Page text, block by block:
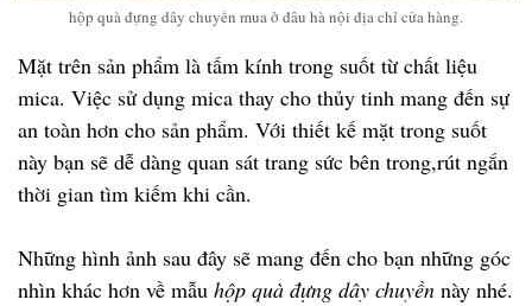
hộp quà đựng dây chuyền mua ở đâu hà nội địa chỉ cửa hàng.
Mặt trên sản phẩm là tấm kính trong suốt từ chất liệu
mica. Việc sử dụng mica thay cho thủy tinh mang đến sự
an toàn hơn cho sản phẩm. Với thiết kế mặt trong suốt
này bạn sẽ dễ dàng quan sát trang sức bên trong,rút ngắn
thời gian tìm kiếm khi cần.
Những hình ảnh sau đây sẽ mang đến cho bạn những góc
nhìn khác hơn về mẫu hộp quà đựng dây chuyền này nhé.